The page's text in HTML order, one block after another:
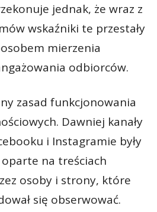
jednak, że wraz z
wskaźniki te przestały
mierzenia
odbiorców.
zasad funkcjonowania
Dawniej kanały
i Instagramie były
na treściach
osoby i strony, które
się obserwować.